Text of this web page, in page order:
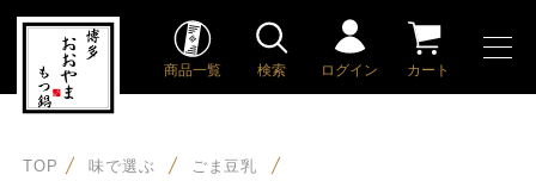
商品一覧 検索 ログイン カート
TOP 味で選ぶ ごま豆乳